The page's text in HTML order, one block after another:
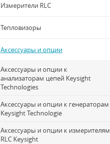
Измерители RLC
Тепловизоры
Аксессуары и опции
Аксессуары и опции к
анализаторам цепей Keysight
Technologies
Аксессуары и опции к генераторам
Keysight Technologie
Аксессуары и опции к измерителям
RLC Keysight